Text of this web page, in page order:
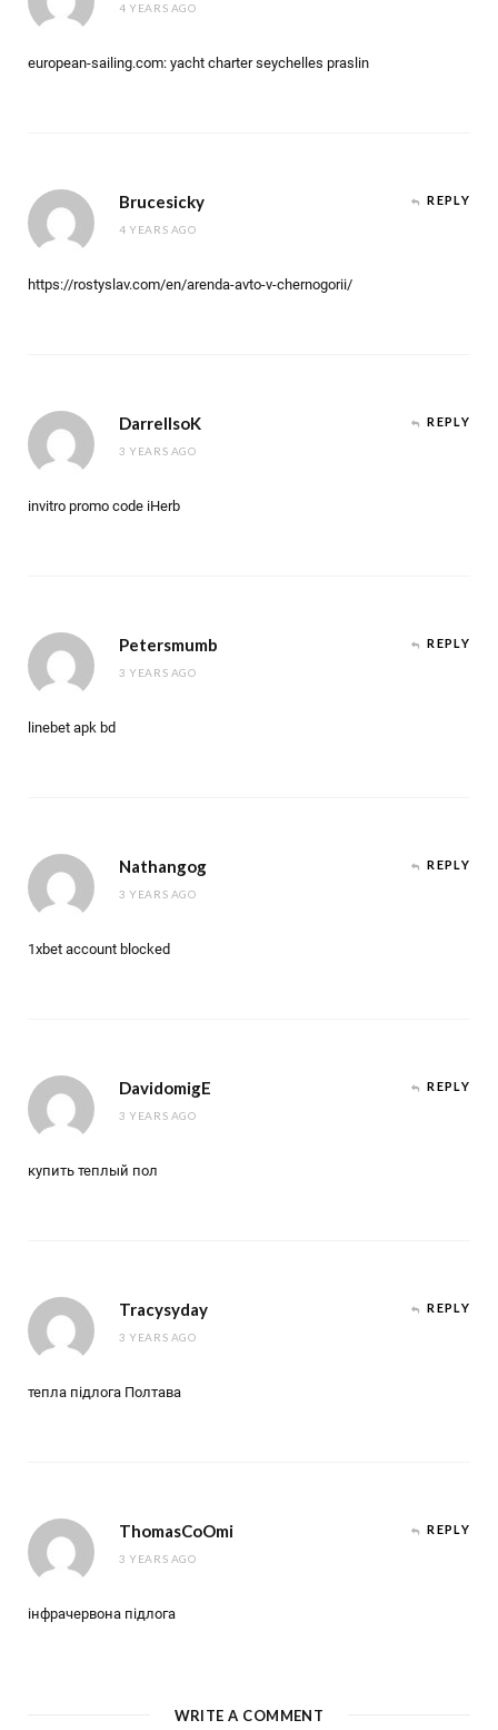
4 YEARS AGO
european-sailing.com: yacht charter seychelles praslin
Brucesicky
4 YEARS AGO
REPLY
https://rostyslav.com/en/arenda-avto-v-chernogorii/
DarrellsoK
3 YEARS AGO
REPLY
invitro promo code iHerb
Petersmumb
3 YEARS AGO
REPLY
linebet apk bd
Nathangog
3 YEARS AGO
REPLY
1xbet account blocked
DavidomigE
3 YEARS AGO
REPLY
купить теплый пол
Tracysyday
3 YEARS AGO
REPLY
тепла підлога Полтава
ThomasCoOmi
3 YEARS AGO
REPLY
інфрачервона підлога
WRITE A COMMENT